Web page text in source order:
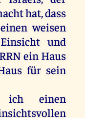
hat, dass
einen weisen
Einsicht und
ein Haus
für sein
ich
einen